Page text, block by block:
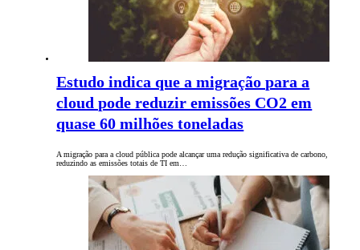
Estudo indica que a migração para a
cloud pode reduzir emissões CO2 em
quase 60 milhões toneladas
A migração para a cloud pública pode alcançar uma redução significativa de carbono,
reduzindo as emissões totais de TI em…